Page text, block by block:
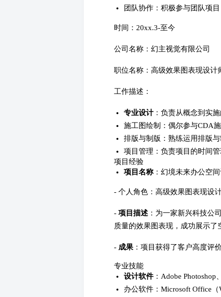
团队协作：积极参与团队项
时间：20xx.3-至今
公司名称：幻主视觉有限公司
职位名称：高级效果图表现设计
工作描述：
专业设计：负责从概念到实
施工图绘制：偶尔参与CDA
排版与制版：熟练运用排版
项目管理：负责项目的时间
项目经验
项目名称：幻境未来办公空
- 个人角色：高级效果图表现设
- 项目描述 ：为一家新兴科技公
质量的效果图表现，成功展示
- 成果 ：项目获得了客户高度评
专业技能
设计软件：Adobe Photoshop
办公软件：Microsoft Office（